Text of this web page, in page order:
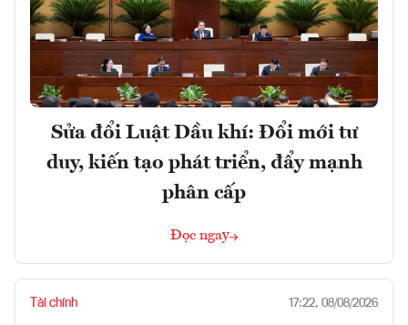
Sửa đổi Luật Dầu khí: Đổi mới tư
duy, kiến tạo phát triển, đẩy mạnh
phân cấp
Đọc ngay
Tài chính 17:22, 08/08/2026